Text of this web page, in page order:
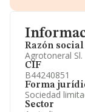
Razón social
Agrotoneral Sl.
CIF
B44240851
Forma
Sociedad
Sector